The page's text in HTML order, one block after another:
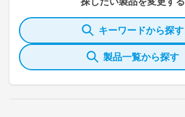
キーワードから探す
製品一覧から探す